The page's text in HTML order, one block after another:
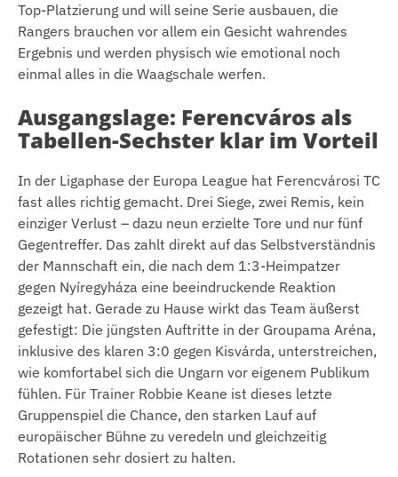
Top-Platzierung und will seine Serie ausbauen, die
Rangers brauchen vor allem ein Gesicht wahrendes
Ergebnis und werden physisch wie emotional noch
einmal alles in die Waagschale werfen.
Ausgangslage: Ferencváros als
Tabellen-Sechster klar im Vorteil
In der Ligaphase der Europa League hat Ferencvárosi TC
fast alles richtig gemacht. Drei Siege, zwei Remis, kein
einziger Verlust – dazu neun erzielte Tore und nur fünf
Gegentreffer. Das zahlt direkt auf das Selbstverständnis
der Mannschaft ein, die nach dem 1:3-Heimpatzer
gegen Nyíregyháza eine beeindruckende Reaktion
gezeigt hat. Gerade zu Hause wirkt das Team äußerst
gefestigt: Die jüngsten Auftritte in der Groupama Aréna,
inklusive des klaren 3:0 gegen Kisvárda, unterstreichen,
wie komfortabel sich die Ungarn vor eigenem Publikum
fühlen. Für Trainer Robbie Keane ist dieses letzte
Gruppenspiel die Chance, den starken Lauf auf
europäischer Bühne zu veredeln und gleichzeitig
Rotationen sehr dosiert zu halten.